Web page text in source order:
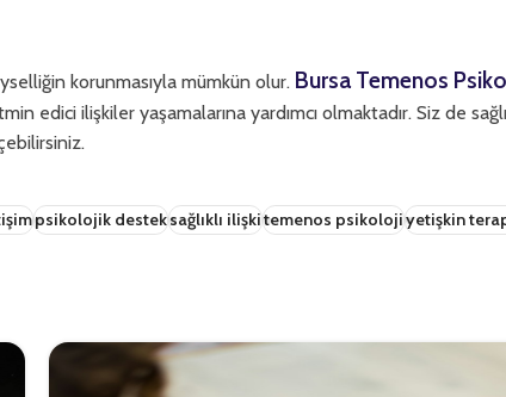
korunmasıyla mümkün olur. Bursa Temenos
edici ilişkiler yaşamalarına yardımcı olmaktadır. Siz de
psikolojik desteksağlıklı ilişkitemenos psikolojiyetişkin